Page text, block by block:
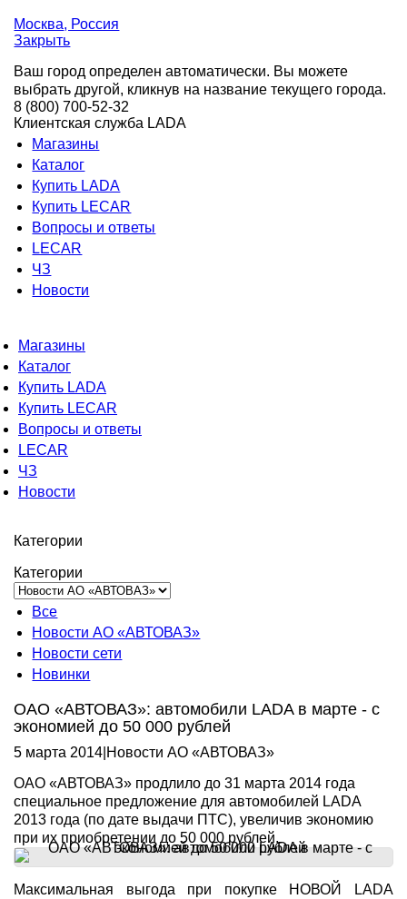
Москва, Россия
Закрыть
Ваш город определен автоматически. Вы можете
выбрать другой, кликнув на название текущего города.
8 (800) 700-52-32
Клиентская служба LADA
Магазины
Каталог
Купить LADA
Купить LECAR
Вопросы и ответы
LECAR
ЧЗ
Новости
Магазины
Каталог
Купить LADA
Купить LECAR
Вопросы и ответы
LECAR
ЧЗ
Новости
Категории
Категории
Все
Новости АО «АВТОВАЗ»
Новости сети
Новинки
ОАО «АВТОВАЗ»: автомобили LADA в марте - с
экономией до 50 000 рублей
5 марта 2014 Новости АО «АВТОВАЗ»
ОАО «АВТОВАЗ» продлило до 31 марта 2014 года
специальное предложение для автомобилей LADA
2013 года (по дате выдачи ПТС), увеличив экономию
при их приобретении до 50 000 рублей.
Максимальная выгода при покупке НОВОЙ LADA